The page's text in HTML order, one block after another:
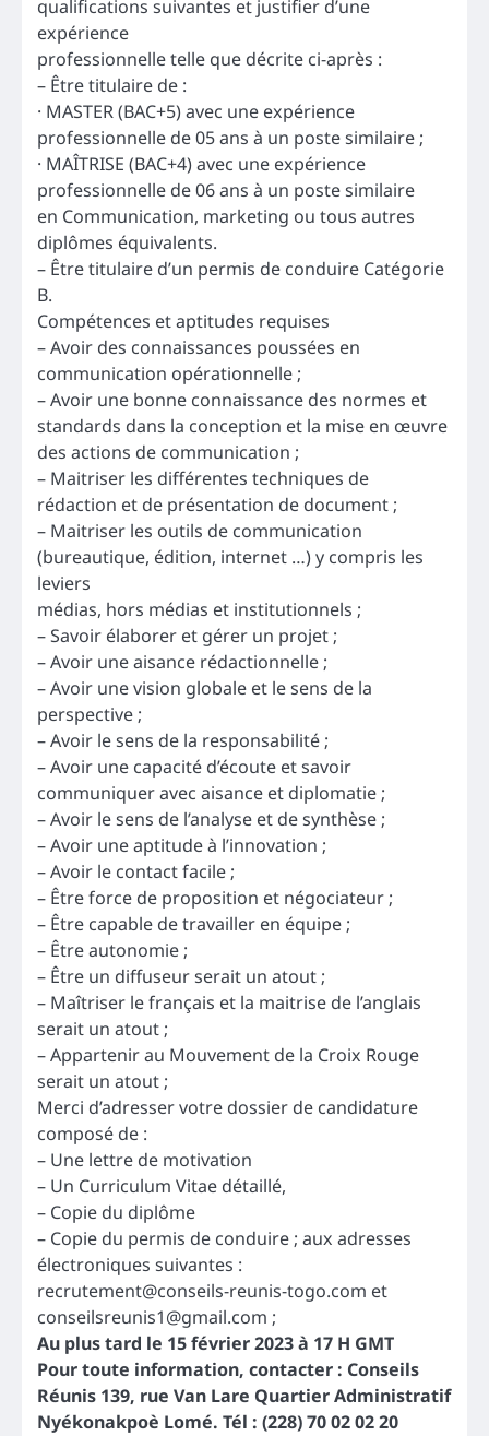
qualifications suivantes et justifier d’une
expérience
professionnelle telle que décrite ci-après :
– Être titulaire de :
· MASTER (BAC+5) avec une expérience
professionnelle de 05 ans à un poste similaire ;
· MAÎTRISE (BAC+4) avec une expérience
professionnelle de 06 ans à un poste similaire
en Communication, marketing ou tous autres
diplômes équivalents.
– Être titulaire d’un permis de conduire Catégorie
B.
Compétences et aptitudes requises
– Avoir des connaissances poussées en
communication opérationnelle ;
– Avoir une bonne connaissance des normes et
standards dans la conception et la mise en œuvre
des actions de communication ;
– Maitriser les différentes techniques de
rédaction et de présentation de document ;
– Maitriser les outils de communication
(bureautique, édition, internet …) y compris les
leviers
médias, hors médias et institutionnels ;
– Savoir élaborer et gérer un projet ;
– Avoir une aisance rédactionnelle ;
– Avoir une vision globale et le sens de la
perspective ;
– Avoir le sens de la responsabilité ;
– Avoir une capacité d’écoute et savoir
communiquer avec aisance et diplomatie ;
– Avoir le sens de l’analyse et de synthèse ;
– Avoir une aptitude à l’innovation ;
– Avoir le contact facile ;
– Être force de proposition et négociateur ;
– Être capable de travailler en équipe ;
– Être autonomie ;
– Être un diffuseur serait un atout ;
– Maîtriser le français et la maitrise de l’anglais
serait un atout ;
– Appartenir au Mouvement de la Croix Rouge
serait un atout ;
Merci d’adresser votre dossier de candidature
composé de :
– Une lettre de motivation
– Un Curriculum Vitae détaillé,
– Copie du diplôme
– Copie du permis de conduire ; aux adresses
électroniques suivantes :
recrutement@conseils-reunis-togo.com et
conseilsreunis1@gmail.com ;
Au plus tard le 15 février 2023 à 17 H GMT
Pour toute information, contacter : Conseils
Réunis 139, rue Van Lare Quartier Administratif
Nyékonakpoè Lomé. Tél : (228) 70 02 02 20